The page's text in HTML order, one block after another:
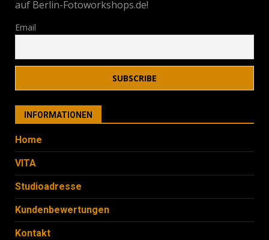
auf Berlin-Fotoworkshops.de!
Email
INFORMATIONEN
Home
VITA
Studioadresse
Kundenbewertungen
Kontakt